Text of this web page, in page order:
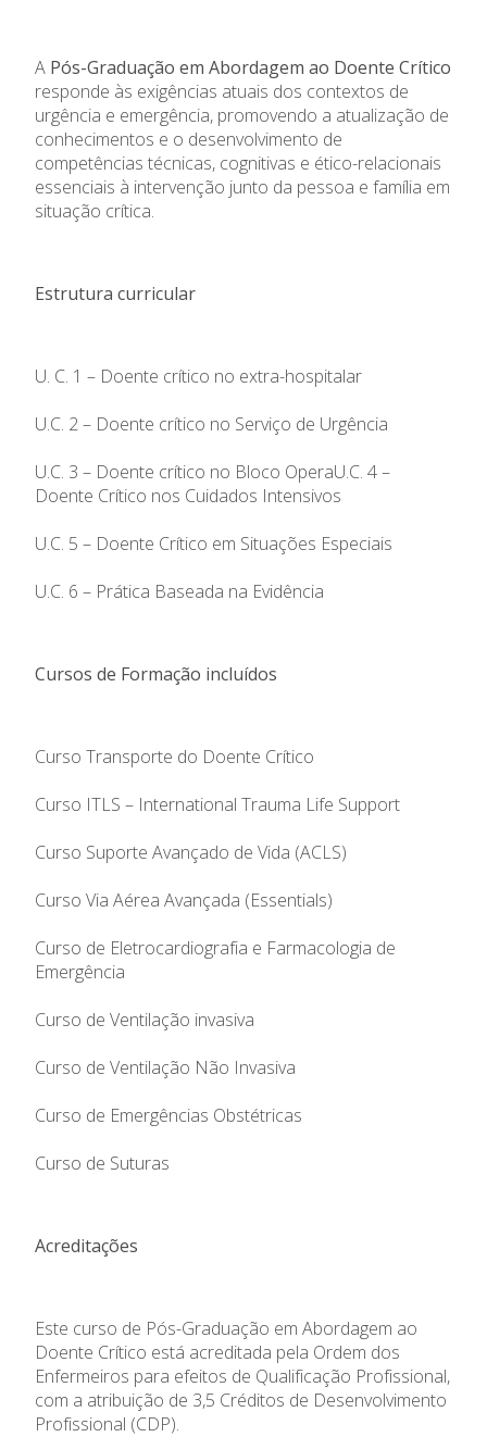
A Pós-Graduação em Abordagem ao Doente Crítico
responde às exigências atuais dos contextos de
urgência e emergência, promovendo a atualização de
conhecimentos e o desenvolvimento de
competências técnicas, cognitivas e ético-relacionais
essenciais à intervenção junto da pessoa e família em
situação crítica.
Estrutura curricular
U. C. 1 – Doente crítico no extra-hospitalar
U.C. 2 – Doente crítico no Serviço de Urgência
U.C. 3 – Doente crítico no Bloco OperaU.C. 4 –
Doente Crítico nos Cuidados Intensivos
U.C. 5 – Doente Crítico em Situações Especiais
U.C. 6 – Prática Baseada na Evidência
Cursos de Formação incluídos
Curso Transporte do Doente Crítico
Curso ITLS – International Trauma Life Support
Curso Suporte Avançado de Vida (ACLS)
Curso Via Aérea Avançada (Essentials)
Curso de Eletrocardiografia e Farmacologia de
Emergência
Curso de Ventilação invasiva
Curso de Ventilação Não Invasiva
Curso de Emergências Obstétricas
Curso de Suturas
Acreditações
Este curso de Pós-Graduação em Abordagem ao
Doente Crítico está acreditada pela Ordem dos
Enfermeiros para efeitos de Qualificação Profissional,
com a atribuição de 3,5 Créditos de Desenvolvimento
Profissional (CDP).